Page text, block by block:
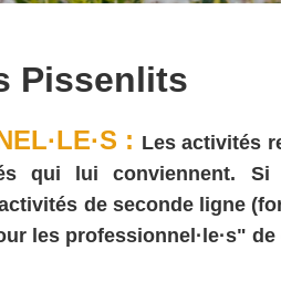
Pissenlits
: Les activités
lui conviennent. Si
de seconde ligne
les professionnel·le·s"